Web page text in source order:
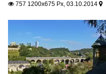
 757 1200x675 Px, 03.10.2014 